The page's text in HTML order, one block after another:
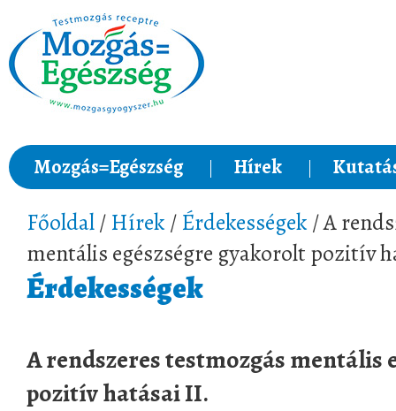
Mozgás=Egészség Hírek
Főoldal/ Hírek / Érdekességek / A
mentális egészségre gyakorolt pozitív
Érdekességek
A rendszeres testmozgás mentális
pozitív hatásai II.